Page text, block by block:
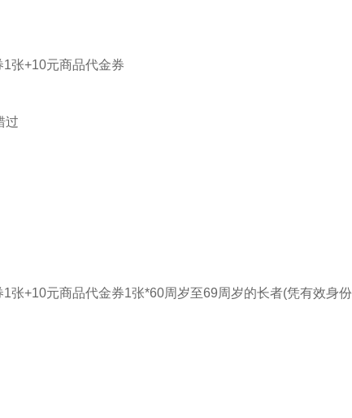
张+10元商品代金券
过
张+10元商品代金券1张*60周岁至69周岁的长者(凭有效身份